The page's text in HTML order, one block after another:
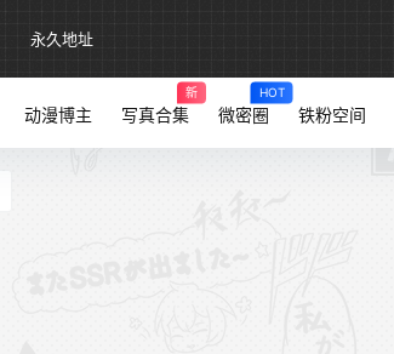
永久地址
动漫博主 写真合集
新
微密圈
HOT
铁粉空间